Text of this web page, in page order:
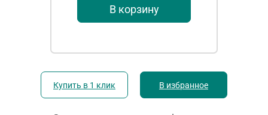
В корзину
Купить в 1 клик В избранное